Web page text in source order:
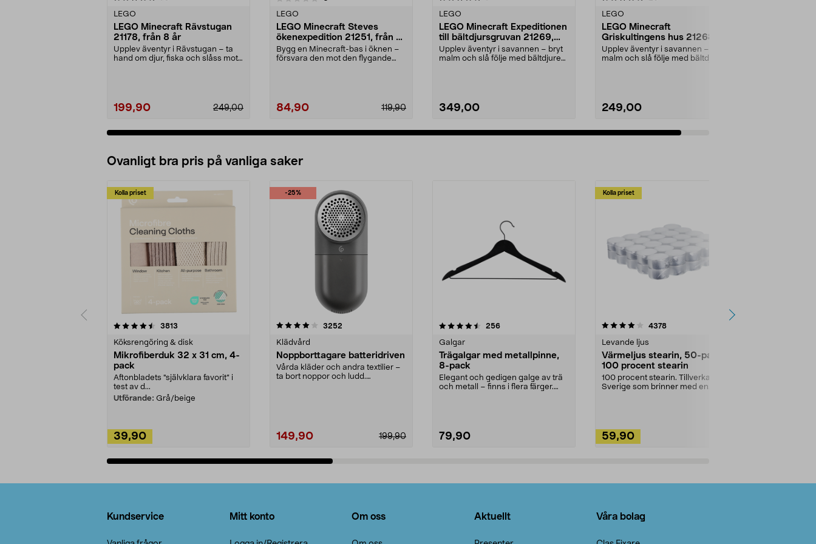
LEGO
LEGO Minecraft Rävstugan
21178, från 8 år
Upplev äventyr i Rävstugan – ta
hand om djur, fiska och slåss mot
249,00
199,90
LEGO
LEGO Minecraft Steves
ökenexpedition 21251, från 6
år
Bygg en Minecraft-bas i öknen –
försvara den mot den flygande
119,90
84,90
LEGO
LEGO Minecraft Expeditionen
till bältdjursgruvan 21269,
från 8 år
Upplev äventyr i savannen – bryt
malm och slå följe med bältdjuren.
349,00
LEGO
LEGO Minecraft
Griskultingens hus 21268,
från 7 år
Upplev äventyr i savannen – bryt
malm och slå följe med bältdjuren.
249,00
Ovanligt bra pris på vanliga saker
Kolla priset
3813
Köksrengöring & disk
Mikrofiberduk 32 x 31 cm, 4-
pack
Aftonbladets "självklara favorit” i
test av d...
Utförande: Grå/beige
39,90
-25%
4.0av 5 stjärnor 3252
Klädvård
Noppborttagare batteridriven
Vårda kläder och andra textilier –
ta bort noppor och ludd.
199,90
149,90
4.5av 5 stjärnor 256recensioner
Galgar
Trägalgar med metallpinne,
8-pack
Elegant och gedigen galge av trä
och metall – finns i flera färger.
79,90
Kolla priset
4.0av 5 stjärnor 4378recensioner
Levande ljus
Värmeljus stearin, 50-pack,
100 procent stearin
100 procent stearin. Tillverkade i
Sverige som brinner med en
59,90
4.5av 5 stjärnor
Kundservice Mitt konto Om oss Aktuellt Våra bolag